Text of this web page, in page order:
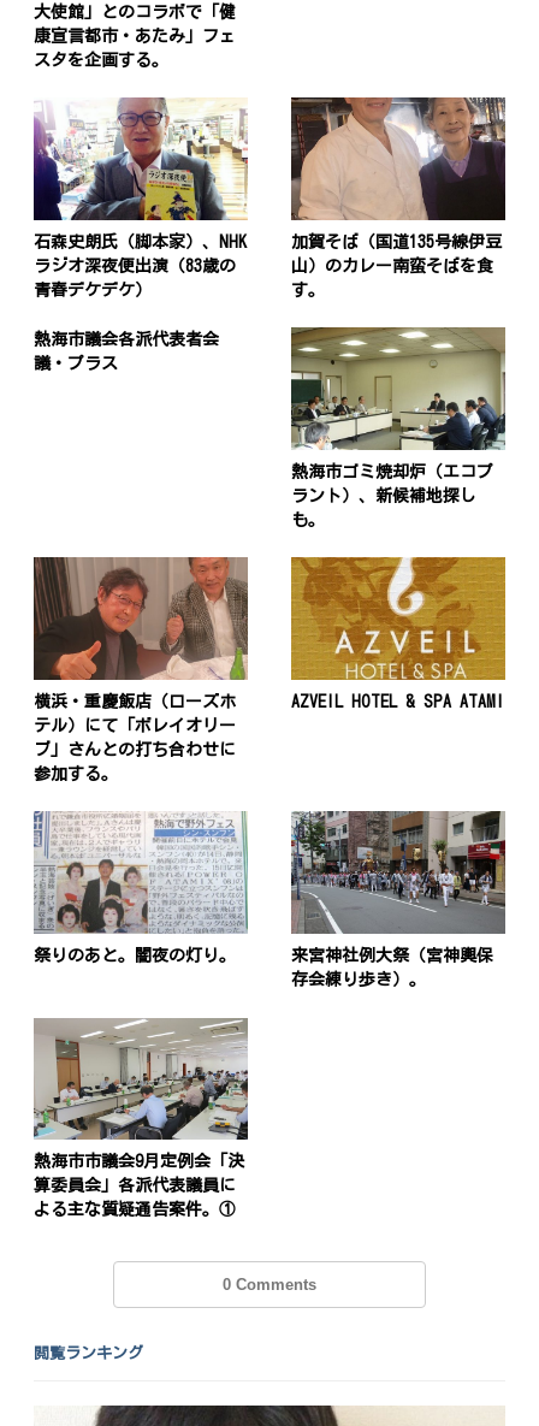
大使館」とのコラボで「健
康宣言都市・あたみ」フェ
スタを企画する。
石森史朗氏（脚本家）、NHK
ラジオ深夜便出演（83歳の
青春デケデケ）
加賀そば（国道135号線伊豆
山）のカレー南蛮そばを食
す。
熱海市議会各派代表者会
議・プラス
熱海市ゴミ焼却炉（エコプ
ラント）、新候補地探し
も。
横浜・重慶飯店（ローズホ
テル）にて「ボレイオリー
ブ」さんとの打ち合わせに
参加する。
AZVEIL HOTEL & SPA ATAMI
祭りのあと。闇夜の灯り。
来宮神社例大祭（宮神輿保
存会練り歩き）。
熱海市市議会9月定例会「決
算委員会」各派代表議員に
よる主な質疑通告案件。①
0 Comments
閲覧ランキング